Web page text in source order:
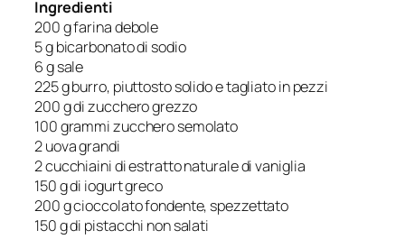
Ingredienti
200 g farina debole
5 g bicarbonato di sodio
6 g sale
225 g burro, piuttosto solido e tagliato in pezzi
200 g di zucchero grezzo
100 grammi zucchero semolato
2 uova grandi
2 cucchiaini di estratto naturale di vaniglia
150 g di iogurt greco
200 g cioccolato fondente, spezzettato
150 g di pistacchi non salati